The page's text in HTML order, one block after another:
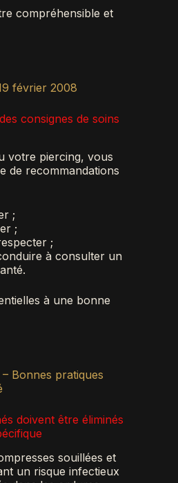
compréhensible et
février 2008
consignes de soins
votre piercing, vous
de recommandations
;
;
;
à consulter un
à une bonne
Bonnes pratiques
doivent être éliminés
souillées et
un risque infectieux